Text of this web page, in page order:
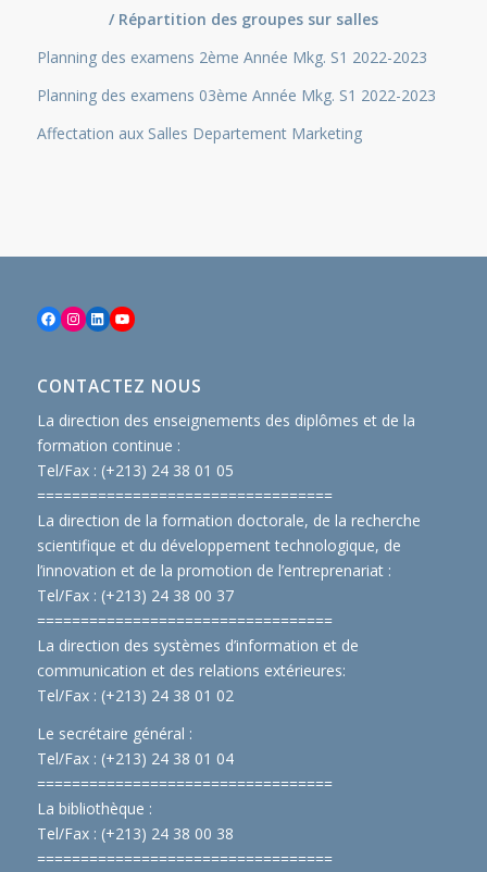
/ Répartition des groupes sur salles
Planning des examens 2ème Année Mkg. S1 2022-2023
Planning des examens 03ème Année Mkg. S1 2022-2023
Affectation aux Salles Departement Marketing
Facebook
Instagram
LinkedInYouTube
CONTACTEZ NOUS
La direction des enseignements des diplômes et de la
formation continue :
Tel/Fax : (+213) 24 38 01 05
==================================
La direction de la formation doctorale, de la recherche
scientifique et du développement technologique, de
l’innovation et de la promotion de l’entreprenariat :
Tel/Fax : (+213) 24 38 00 37
==================================
La direction des systèmes d’information et de
communication et des relations extérieures:
Tel/Fax : (+213) 24 38 01 02
Le secrétaire général :
Tel/Fax : (+213) 24 38 01 04
==================================
La bibliothèque :
Tel/Fax : (+213) 24 38 00 38
==================================